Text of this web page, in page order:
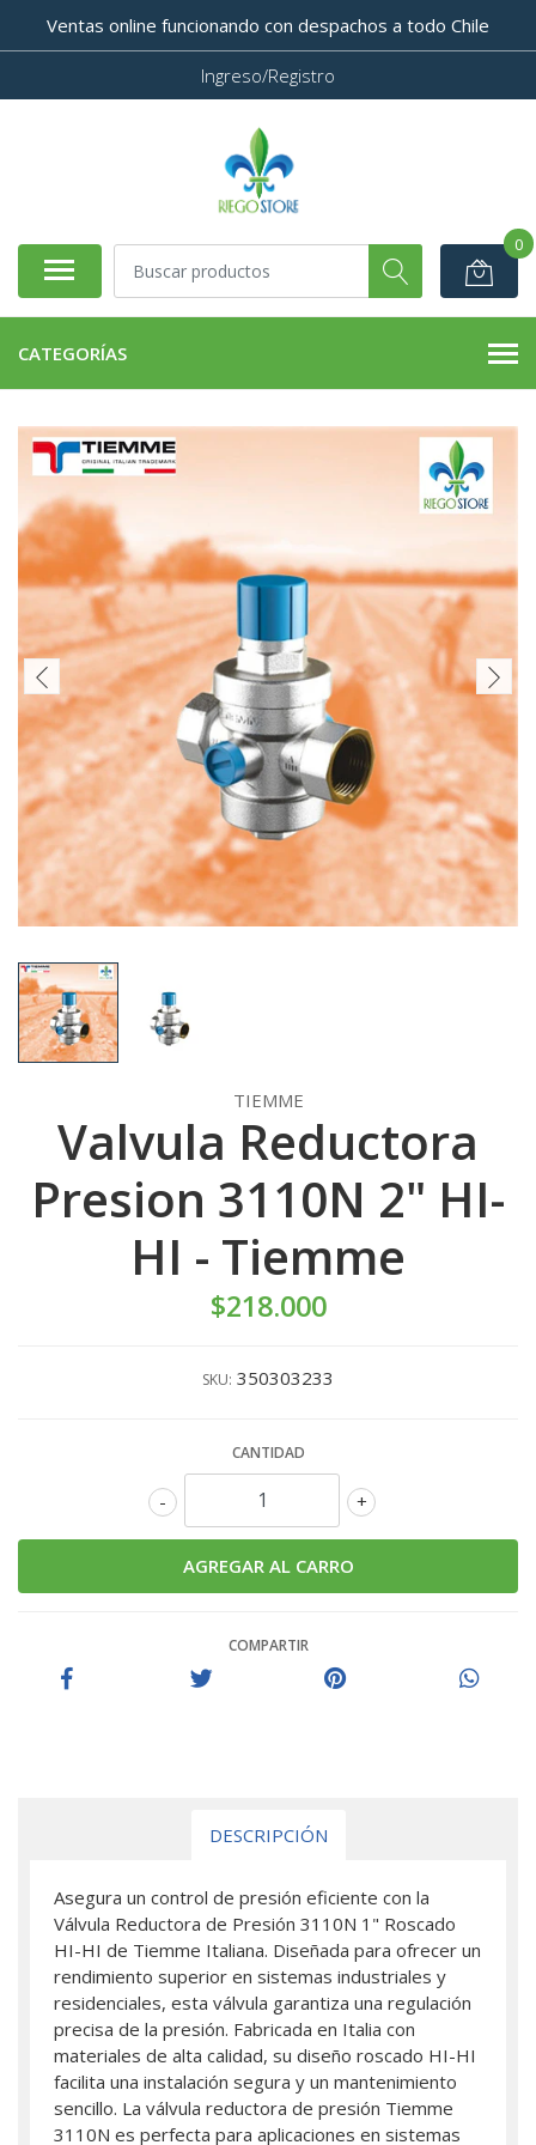
Ventas online funcionando con despachos a todo Chile
Ingreso/Registro
0
CATEGORÍAS
TIEMME
Valvula Reductora
Presion 3110N 2" HI-
HI - Tiemme
$218.000
SKU: 350303233
CANTIDAD
+
-
COMPARTIR
DESCRIPCIÓN
Asegura un control de presión eficiente con la
Válvula Reductora de Presión 3110N 1" Roscado
HI-HI de Tiemme Italiana. Diseñada para ofrecer un
rendimiento superior en sistemas industriales y
residenciales, esta válvula garantiza una regulación
precisa de la presión. Fabricada en Italia con
materiales de alta calidad, su diseño roscado HI-HI
facilita una instalación segura y un mantenimiento
sencillo. La válvula reductora de presión Tiemme
3110N es perfecta para aplicaciones en sistemas